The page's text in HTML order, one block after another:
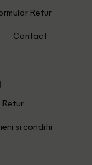
Retur
Contact
Retur
si conditii